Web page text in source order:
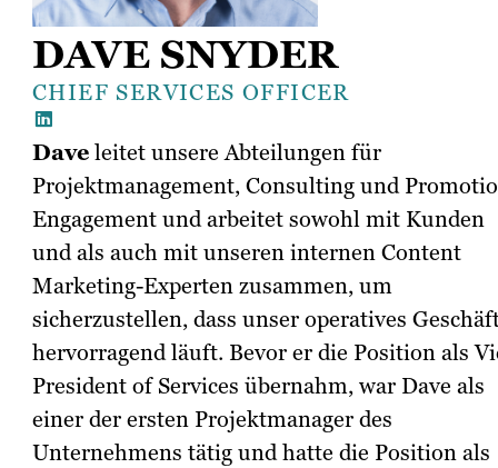
DAVE SNYDER
CHIEF SERVICES OFFICER
Daveleitet unsere Abteilungen für
Projektmanagement, Consulting und
Engagement und arbeitet sowohl mit Kunden
und als auch mit unseren internen Content
Marketing-Experten zusammen, um
sicherzustellen, dass unser operatives
hervorragend läuft. Bevor er die Position als
President of Services übernahm, war Dave als
einer der ersten Projektmanager des
Unternehmens tätig und hatte die Position als